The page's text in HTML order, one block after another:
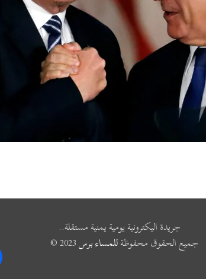
جريدة اليكترونية يومية يمنية مستقلة..
جميع الحقوق محفوظةللمساء برس